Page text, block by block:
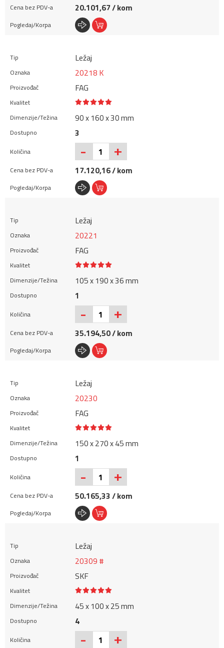
20.101,67 / kom
Ležaj
20218 K
FAG
90 x 160 x 30 mm
3
- +
17.120,16 / kom
Ležaj
20221
FAG
105 x 190 x 36 mm
1
- +
35.194,50 / kom
Ležaj
20230
FAG
150 x 270 x 45 mm
1
- +
50.165,33 / kom
Ležaj
20309 #
SKF
45 x 100 x 25 mm
4
- +